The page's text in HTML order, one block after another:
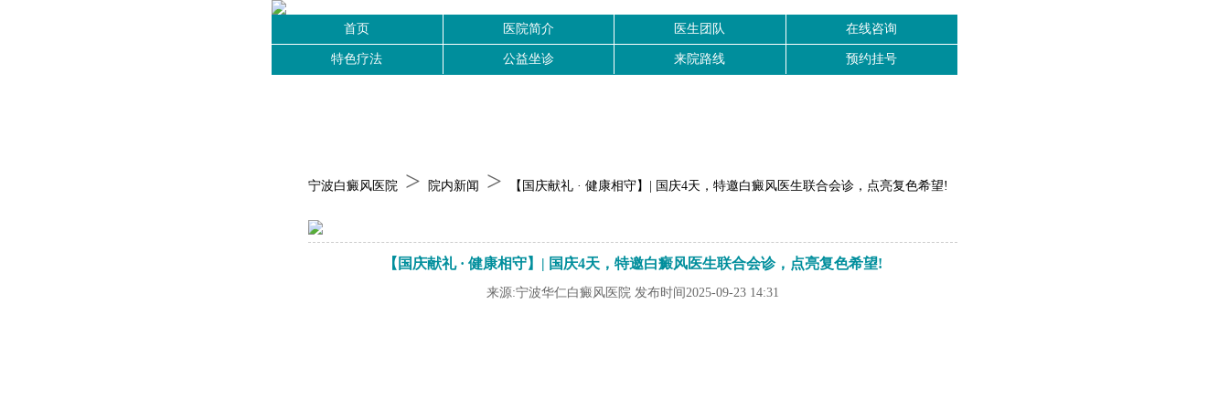
首页 医院简介 医生团队 在线咨询
特色疗法 公益坐诊 来院路线 预约挂号
宁波白癜风医院 > 院内新闻 > 【国庆献礼 · 健康相守】| 国庆4天，特邀白癜风医生联合会诊，点亮复色希望!
【国庆献礼 · 健康相守】| 国庆4天，特邀白癜风医生联合会诊，点亮复色希望!
来源:宁波华仁白癜风医院 发布时间2025-09-23 14:31